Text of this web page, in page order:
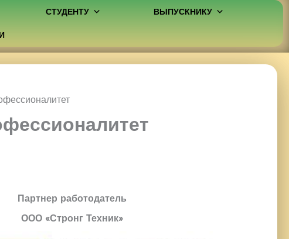
СТУДЕНТУ ВЫПУСКНИКУ
Партнер работодатель
ООО «Стронг Техник»